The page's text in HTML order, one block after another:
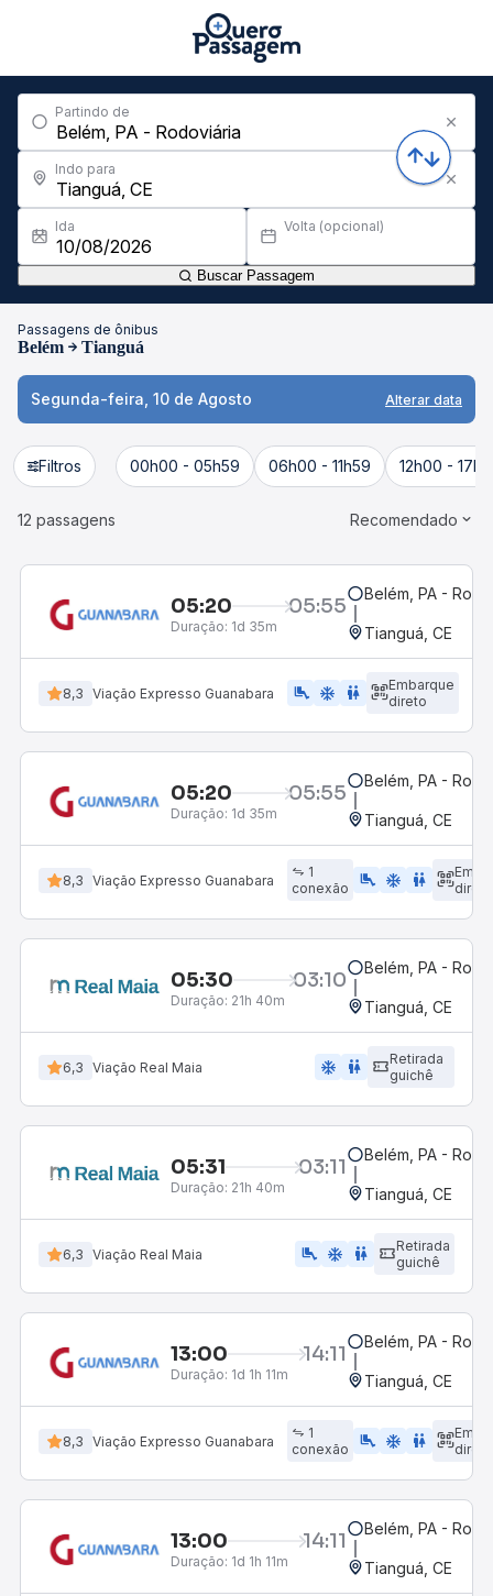
Partindo de
Indo para
Ida Volta (opcional)
Buscar Passagem
Passagens de ônibus
Belém Tianguá
Segunda-feira, 10 de Agosto Alterar data
Filtros 00h00 - 05h59 06h00 - 11h59 12h00 -
12 passagens Recomendado
05:20 05:55
Duração: 1d 35m
Belém, PA -
Tianguá, CE
8,3 Viação Expresso Guanabara airline_seat_legroom_extra ac_unit WC
Embarque
direto
05:20 05:55
Duração: 1d 35m
Belém, PA -
Tianguá, CE
8,3 Viação Expresso Guanabara
1
conexão
airline_seat_legroom_extra ac_unit WC
direto
05:30 03:10
Duração: 21h 40m
Belém, PA -
Tianguá, CE
6,3 Viação Real Maia ac_unit wc
Retirada
guichê
05:31 03:11
Duração: 21h 40m
Belém, PA -
Tianguá, CE
6,3 Viação Real Maia airline_seat_legroom_extra ac_unit wc
Retirada
guichê
13:00 14:11
Duração: 1d 1h 11m
Belém, PA -
Tianguá, CE
8,3 Viação Expresso Guanabara
1
conexão
airline_seat_legroom_extra ac_unit WC
direto
13:00 14:11
Duração: 1d 1h 11m
Belém, PA -
Tianguá, CE